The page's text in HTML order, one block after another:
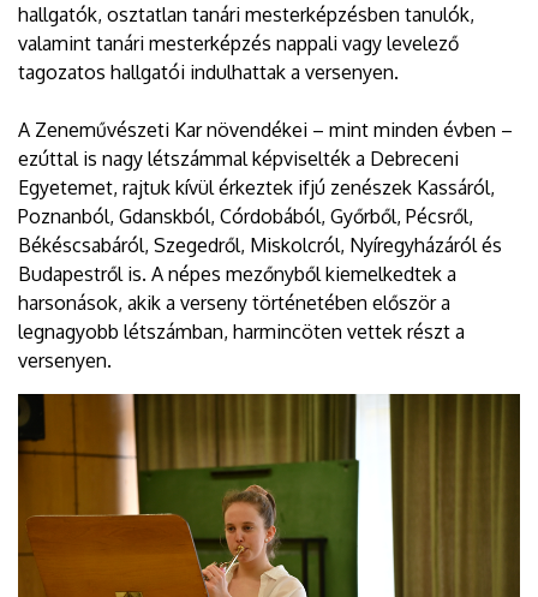
hallgatók, osztatlan tanári mesterképzésben tanulók,
valamint tanári mesterképzés nappali vagy levelező
tagozatos hallgatói indulhattak a versenyen.
A Zeneművészeti Kar növendékei – mint minden évben –
ezúttal is nagy létszámmal képviselték a Debreceni
Egyetemet, rajtuk kívül érkeztek ifjú zenészek Kassáról,
Poznanból, Gdanskból, Córdobából, Győrből, Pécsről,
Békéscsabáról, Szegedről, Miskolcról, Nyíregyházáról és
Budapestről is. A népes mezőnyből kiemelkedtek a
harsonások, akik a verseny történetében először a
legnagyobb létszámban, harmincöten vettek részt a
versenyen.